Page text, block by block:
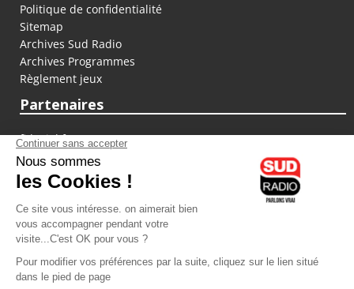
Politique de confidentialité
Sitemap
Archives Sud Radio
Archives Programmes
Règlement jeux
Partenaires
fiducial.fr
lyoncapitale.fr
olympique-et-lyonnais.com
L'application Iphone / Android
Téléchargez l'application